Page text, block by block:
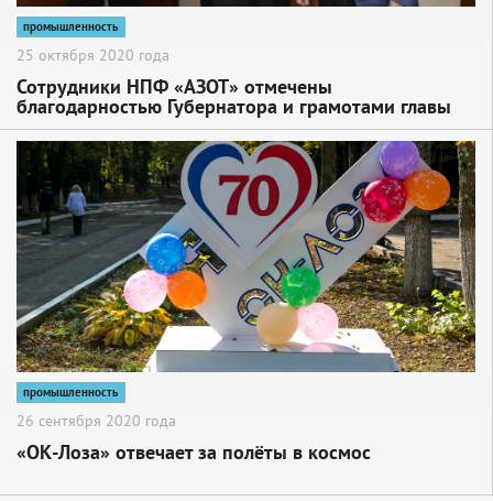
промышленность
25 октября 2020 года
Сотрудники НПФ «АЗОТ» отмечены
благодарностью Губернатора и грамотами главы
Сергиево-Посадского округа
промышленность
26 сентября 2020 года
«ОК-Лоза» отвечает за полёты в космос